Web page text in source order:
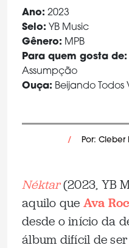
Ano: 2023
Selo: YB Music
Gênero: MPB
Para quem gosta de:
Assumpção
Ouça: Beijando
/ Por: Cleber
Néktar(2023, YB
aquilo que Ava
desde o início da
álbum difícil de